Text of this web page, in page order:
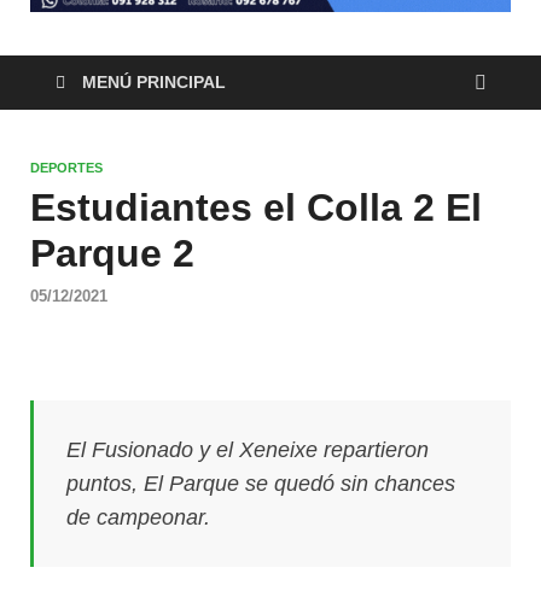
MENÚ PRINCIPAL
DEPORTES
Estudiantes el Colla 2 El
Parque 2
05/12/2021
El Fusionado y el Xeneixe repartieron
puntos, El Parque se quedó sin chances
de campeonar.